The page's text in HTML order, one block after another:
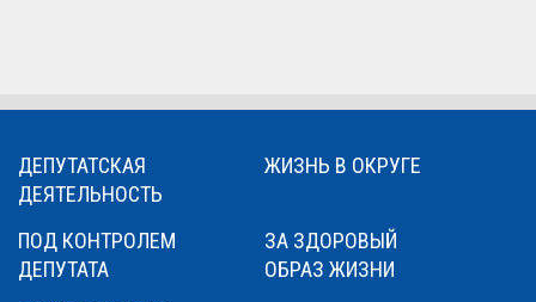
ДЕПУТАТСКАЯ
ДЕЯТЕЛЬНОСТЬ
ЖИЗНЬ В ОКРУГЕ
ПОД КОНТРОЛЕМ
ДЕПУТАТА
ЗА ЗДОРОВЫЙ
ОБРАЗ ЖИЗНИ